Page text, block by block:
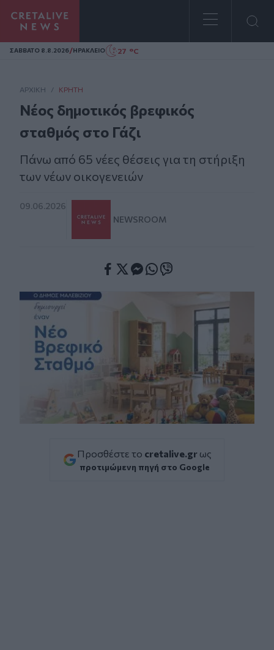
Homepage
ΣAΒΒΑΤΟ 8.8.2026/ΗΡΑΚΛΕΙΟ 27 °C
ΑΡΧΙΚΗ / ΚΡΉΤΗ
Νέος δημοτικός βρεφικός
σταθμός στο Γάζι
Πάνω από 65 νέες θέσεις για τη στήριξη
των νέων οικογενειών
09.06.2026
NEWSROOM
Προσθέστε το cretalive.gr ως
προτιμώμενη πηγή στο Google